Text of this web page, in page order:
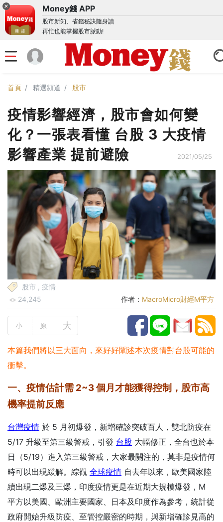
Money錢 APP
股市新知、省錢秘訣隨身讀
再忙也能掌握股市脈動!
首頁 精選頻道 股市
疫情影響經濟，股市會如何變
化？一張表看懂 台股 3 大疫情
影響產業 提前避險
2021/05/25
股市 , 疫情
24,245
作者： MacroMicro財經M平方
小 原 大
本篇我們將以三大面向，來好好闡述本次疫情對台股可能的
衝擊。
一、疫情估計需 2~3 個月才能獲得控制，股市高
機率提前反應
台灣疫情 於 5 月初爆發，新增確診突破百人，雙北防疫在
5/17 升級至第三級警戒，引發 台股 大幅修正，全台也於本
日（5/19）進入第三級警戒，大家最關注的，莫非是疫情何
時可以出現緩解。綜觀 全球疫情 自去年以來，歐美國家陸
續出現二爆及三爆，印度疫情更是在近期大規模爆發，M
平方以美國、歐洲主要國家、日本及印度作為參考，統計從
政府開始升級防疫、至管控嚴密的時期，與新增確診見高的